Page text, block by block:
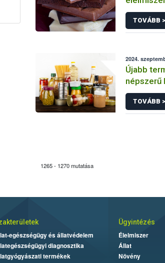
TOVÁBB >
2024.
Újabb
népszerű
TOVÁBB >
1265 - 1270 mutatása
egészségügy és állatvédelem
diagnosztika
termékek
Ügyintézés
Élelmiszer
Állat
Növény